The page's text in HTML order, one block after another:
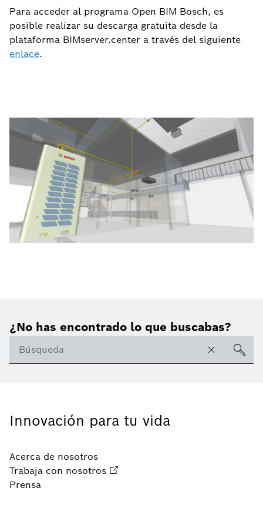
Para acceder al programa Open BIM Bosch, es
posible realizar su descarga gratuita desde la
plataforma BIMserver.center a través del siguiente
enlace.
¿No has encontrado lo que buscabas?
Innovación para tu vida
Acerca de nosotros
Trabaja con nosotros
Prensa